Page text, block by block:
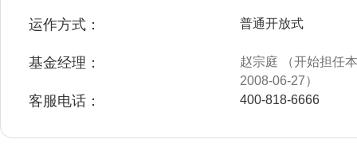
运作方式： 普通开放式
基金经理：
赵宗庭 （开始担任
2008-06-27）
客服电话： 400-818-6666